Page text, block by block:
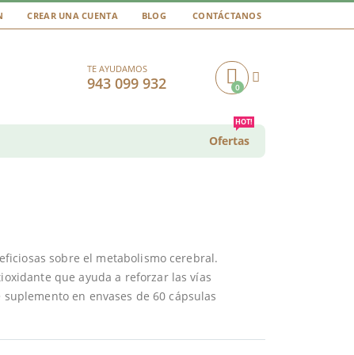
CREAR UNA CUENTA BLOG CONTÁCTANOS
TE AYUDAMOS
943 099 932 Cart0
Ofertas
HOT!
sobre el metabolismo cerebral.
que ayuda a reforzar las vías
en envases de 60 cápsulas